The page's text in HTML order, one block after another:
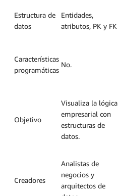
Estructura de
datos
Entidades,
atributos, PK y FK
Características
programáticas
No.
Objetivo
Visualiza la lógica
empresarial con
estructuras de
datos.
Creadores
Analistas de
negocios y
arquitectos de